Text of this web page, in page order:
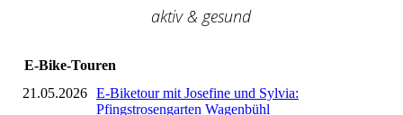
aktiv & gesund
E-Bike-Touren
21.05.2026 E-Biketour mit Josefine und Sylvia:
Pfingstrosengarten Wagenbühl